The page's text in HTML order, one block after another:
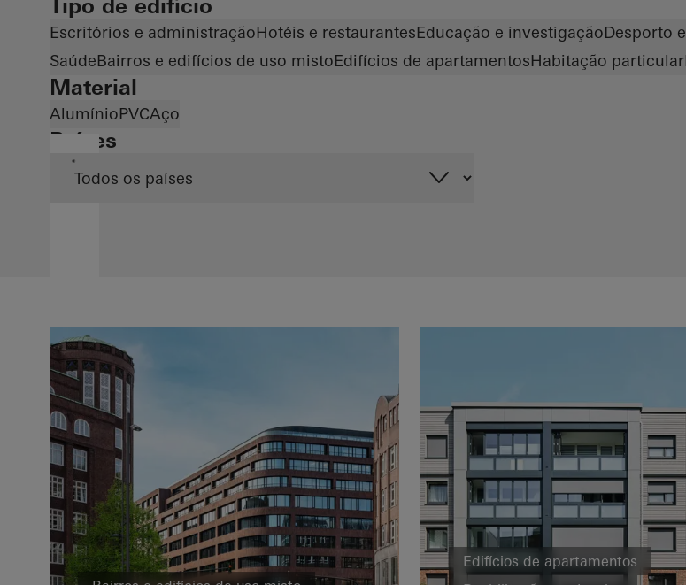
Tipo de edifício
Escritórios e administraçãoHotéis e restaurantesEducação e investigaçãoDesporto
SaúdeBairros e edifícios de uso mistoEdifícios de apartamentosHabitação particular
Material
AlumínioPVCAço
Países
*
Edifícios de apartamentos